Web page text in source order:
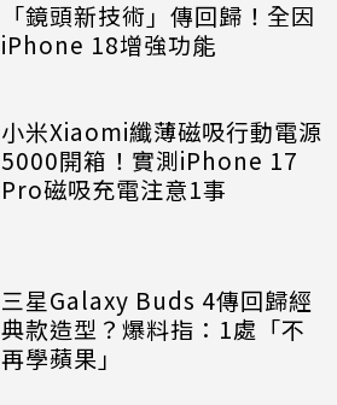
「鏡頭新技術」傳回歸！全因
iPhone 18增強功能
小米Xiaomi纖薄磁吸行動電源
5000開箱！實測iPhone 17
Pro磁吸充電注意1事
三星Galaxy Buds 4傳回歸經
典款造型？爆料指：1處「不
再學蘋果」